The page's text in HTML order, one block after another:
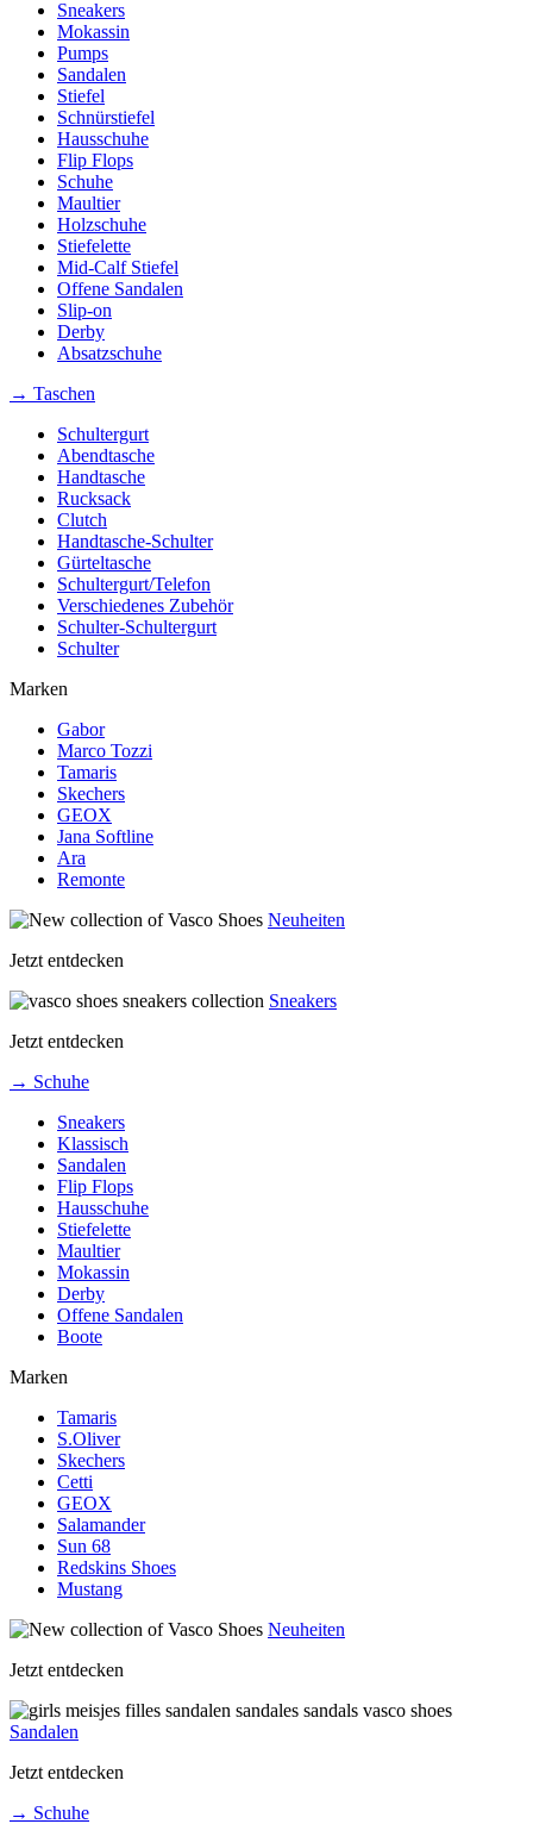
Sneakers
Mokassin
Pumps
Sandalen
Stiefel
Schnürstiefel
Hausschuhe
Flip Flops
Schuhe
Maultier
Holzschuhe
Stiefelette
Mid-Calf Stiefel
Offene Sandalen
Slip-on
Derby
Absatzschuhe
→ Taschen
Schultergurt
Abendtasche
Handtasche
Rucksack
Clutch
Handtasche-Schulter
Gürteltasche
Schultergurt/Telefon
Verschiedenes Zubehör
Schulter-Schultergurt
Schulter
Marken
Gabor
Marco Tozzi
Tamaris
Skechers
GEOX
Jana Softline
Ara
Remonte
Neuheiten
Jetzt entdecken
Sneakers
Jetzt entdecken
→ Schuhe
Sneakers
Klassisch
Sandalen
Flip Flops
Hausschuhe
Stiefelette
Maultier
Mokassin
Derby
Offene Sandalen
Boote
Marken
Tamaris
S.Oliver
Skechers
Cetti
GEOX
Salamander
Sun 68
Redskins Shoes
Mustang
Neuheiten
Jetzt entdecken
Sandalen
Jetzt entdecken
→ Schuhe